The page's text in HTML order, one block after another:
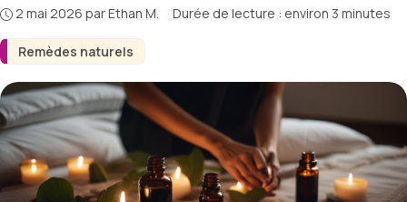
Remèdes naturels
2 mai 2026 parEthan M. · Durée de lecture : environ 3 minutes